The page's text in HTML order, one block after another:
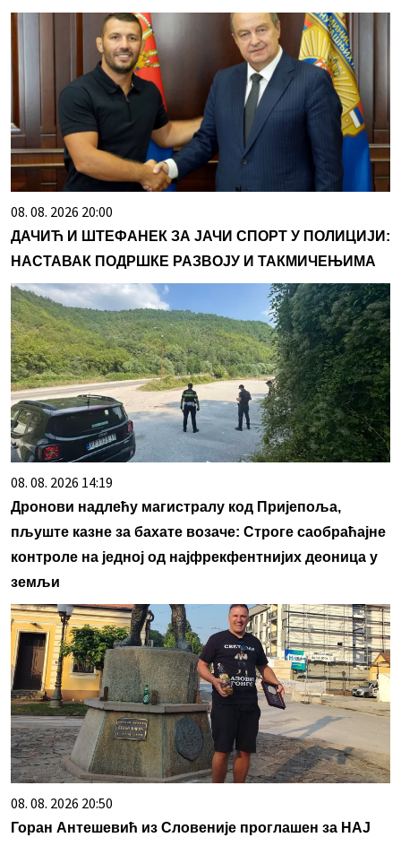
08. 08. 2026 20:00
ДАЧИЋ И ШТЕФАНЕК ЗА ЈАЧИ СПОРТ У ПОЛИЦИЈИ:
НАСТАВАК ПОДРШКЕ РАЗВОЈУ И ТАКМИЧЕЊИМА
08. 08. 2026 14:19
Дронови надлећу магистралу код Пријепоља,
пљуште казне за бахате возаче: Строге саобраћајне
контроле на једној од најфрекфентнијих деоница у
земљи
08. 08. 2026 20:50
Горан Антешевић из Словеније проглашен за НАЈ